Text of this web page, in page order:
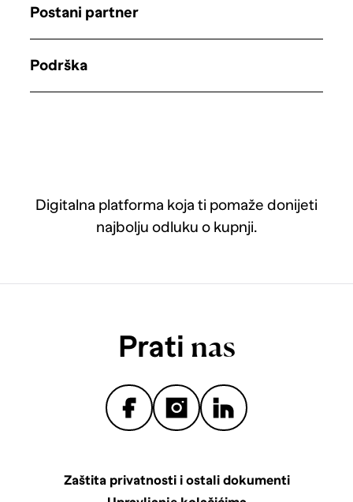
Digitalna platforma koja ti pomaže donijeti
najbolju odluku o kupnji.
Postani partner
Podrška
Prati nas
Zaštita privatnosti i ostali dokumenti